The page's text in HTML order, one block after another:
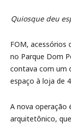
Quiosque deu
FOM, acessórios
no Parque Dom
contava com um
espaço à loja de
A nova operação
arquitetônico,